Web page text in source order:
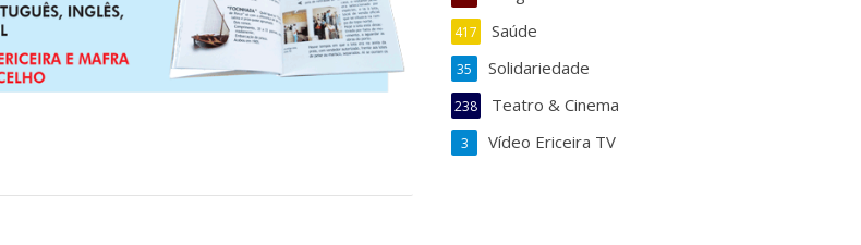
Saúde
417
Solidariedade
35
Teatro & Cinema
238
Vídeo Ericeira TV
3